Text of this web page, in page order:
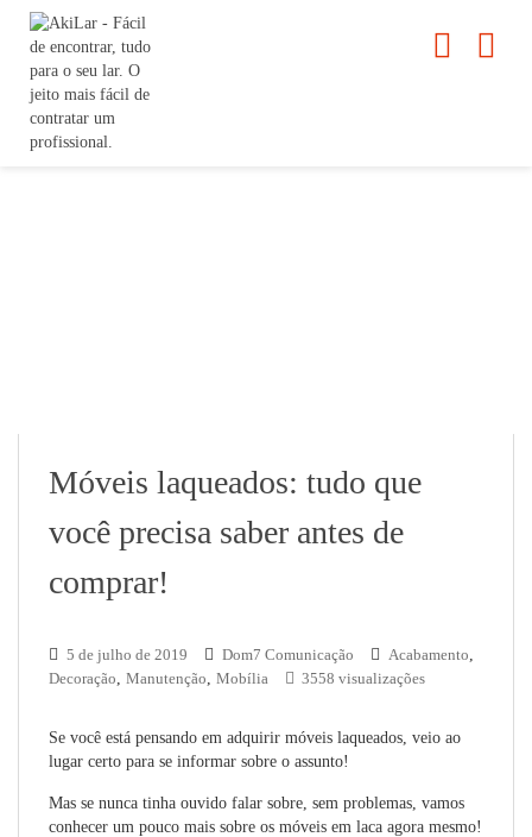
Móveis laqueados: tudo que
você precisa saber antes de
comprar!
5 de julho de 2019 Dom7 Comunicação Acabamento,
Decoração, Manutenção, Mobília 3558 visualizações
Se você está pensando em adquirir móveis laqueados, veio ao
lugar certo para se informar sobre o assunto!
Mas se nunca tinha ouvido falar sobre, sem problemas, vamos
conhecer um pouco mais sobre os móveis em laca agora mesmo!